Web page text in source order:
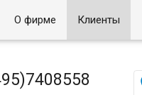
О фирме Клиенты